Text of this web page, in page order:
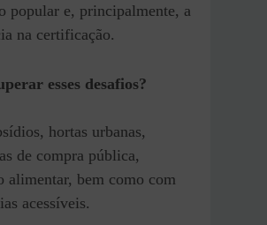
popular e, principalmente, a
na certificação.
esses desafios?
hortas urbanas,
de compra pública,
alimentar, bem como com
acessíveis.